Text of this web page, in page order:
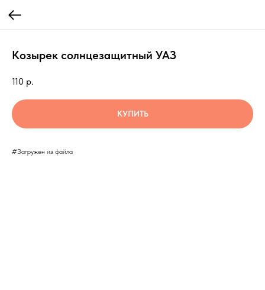
Козырек солнцезащитный УАЗ
110 р.
КУПИТЬ
#Загружен из файла